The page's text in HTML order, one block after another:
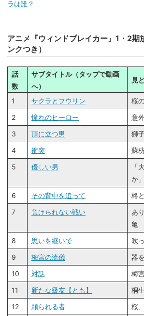
ラは誰？
アニメ『ウィンドブレイカー』1・2期
ンクつき）
話
数
サブタイトル（タップで動画
へ）
見
1 サクラとフウリン
桜
2
憧れのヒーロー
意
3
頂に⽴つ男
獅
4
衝突
蘇
5
優しい男
「
か」
6
その背中を追って
柊
7
負けられない戦い
あ
亀
8
思いを継いで
吹
9
梅宮の流儀
器
10
対話
梅
11
新たな級友【とも】
桐
12
頼られる者
桜